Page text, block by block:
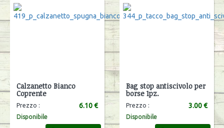
Calzanetto Bianco
Coprente
Prezzo : 6.10 €
Disponibile
Bag stop antiscivolo per
borse 1pz.
Prezzo : 3.00 €
Disponibile